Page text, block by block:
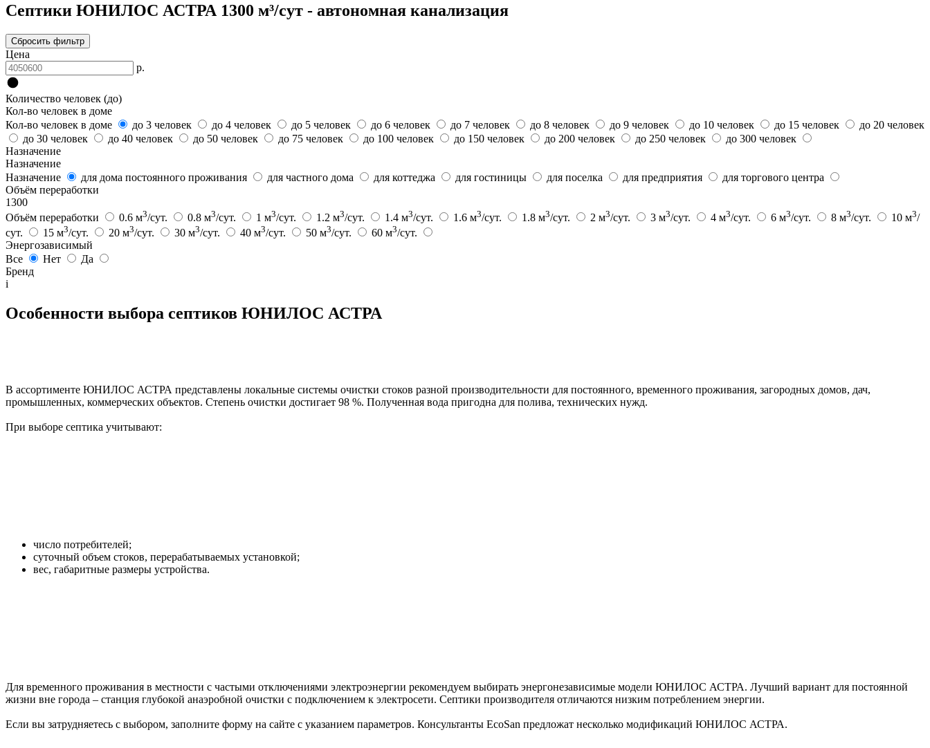
Септики ЮНИЛОС АСТРА 1300 м³/сут - автономная канализация
Сбросить фильтр
Цена
р.
Количество человек (до)
Кол-во человек в доме
Кол-во человек в доме
до 3 человек до 4 человек до 5 человек до 6 человек до 7 человек до 8 человек до 9 человек до 10 человек до 15 человек
до 20 человек
до 30 человек
до 40 человек до 50 человек до 75 человек до 100 человек до 150 человек до 200 человек до 250 человек
до 300 человек
Назначение
Назначение
Назначение
для дома постоянного проживания для частного дома для коттеджа для гостиницы для поселка для предприятия
для торгового центра
Объём переработки
1300
Объём переработки
0.6 м3/сут. 0.8 м3/сут. 1 м3/сут. 1.2 м3/сут. 1.4 м3/сут. 1.6 м3/сут. 1.8 м3/сут. 2 м3/сут. 3 м3/сут. 4 м3/сут. 6 м3/сут. 8 м3/сут. 10 м3/
сут.
15 м3/сут. 20 м3/сут. 30 м3/сут. 40 м3/сут. 50 м3/сут. 60 м3/сут.
Энергозависимый
Все
Нет
Да
Бренд
i
Особенности выбора септиков ЮНИЛОС АСТРА
В ассортименте ЮНИЛОС АСТРА представлены локальные системы очистки стоков разной производительности для постоянного, временного проживания, загородных домов, дач,
промышленных, коммерческих объектов. Степень очистки достигает 98 %. Полученная вода пригодна для полива, технических нужд.
При выборе септика учитывают:
число потребителей;
суточный объем стоков, перерабатываемых установкой;
вес, габаритные размеры устройства.
Для временного проживания в местности с частыми отключениями электроэнергии рекомендуем выбирать энергонезависимые модели ЮНИЛОС АСТРА. Лучший вариант для постоянной
жизни вне города – станция глубокой анаэробной очистки с подключением к электросети. Септики производителя отличаются низким потреблением энергии.
Если вы затрудняетесь с выбором, заполните форму на сайте с указанием параметров. Консультанты EcoSan предложат несколько модификаций ЮНИЛОС АСТРА.